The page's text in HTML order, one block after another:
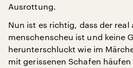
Ausrottung.
Nun ist es richtig, dass der
menschenscheu ist und keine
herunterschluckt wie im
mit gerissenen Schafen